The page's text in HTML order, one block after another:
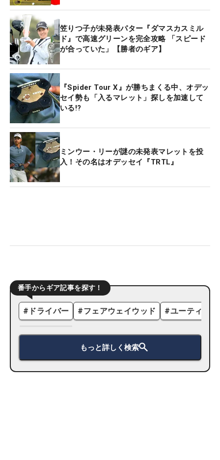
笠りつ子が未発表パター『ダマスカスミル
ド』で高速グリーンを完全攻略 「スピード
が合っていた」【勝者のギア】
『Spider Tour X』が勝ちまくる中、オデッ
セイ勢も「入るマレット」探しを加速して
いる!?
ミンウー・リーが謎の未発表マレットを投
入！その名はオデッセイ『TRTL』
番手からギア記事を探す！
# ドライバー #フェアウェイウッド #ユーティリ
もっと詳しく検索